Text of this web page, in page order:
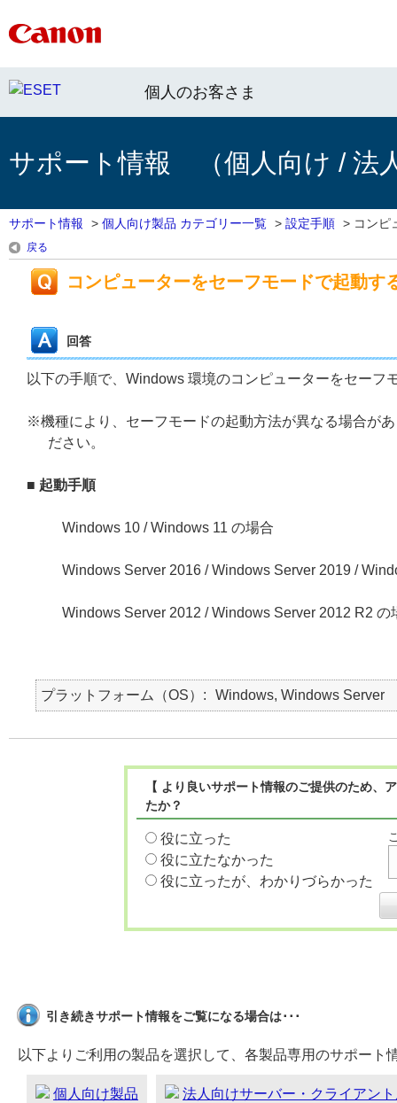
個人のお客さま
サポート情報 （個人向け / 法
サポート情報 > 個人向け製品 カテゴリー一覧 > 設定手順 > コンピ
戻る
コンピューターをセーフモードで起動す
回答
以下の手順で、Windows 環境のコンピューターをセーフ
※機種により、セーフモードの起動方法が異なる場合が
ださい。
■ 起動手順
Windows 10 / Windows 11 の場合
Windows Server 2016 / Windows Server 2019 /
Windows Server 2012 / Windows Server 2012 R2 の
プラットフォーム（OS） Windows, Windows Server
【 より良いサポート情報のご提供のため
たか？
役に立った
役に立たなかった
役に立ったが、わかりづらかった
引き続きサポート情報をご覧になる場合は･･･
以下よりご利用の製品を選択して、各製品専用のサポート
個人向け製品 法人向けサーバー・クライアン